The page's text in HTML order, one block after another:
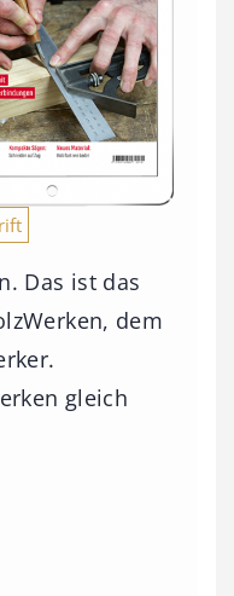
Das ist das
dem
gleich